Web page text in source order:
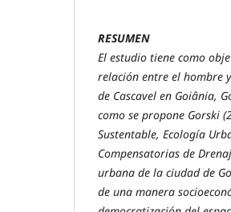
RESUMEN
El estudio tiene como
relación entre el hombre
de Cascavel en Goiânia,
como se propone Gorski
Sustentable, Ecología
Compensatorias de
urbana de la ciudad de
de una manera